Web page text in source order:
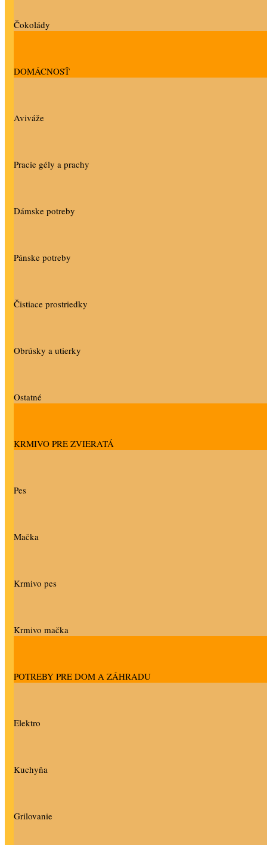
Čokolády
DOMÁCNOSŤ
Aviváže
Pracie gély a prachy
Dámske potreby
Pánske potreby
Čistiace prostriedky
Obrúsky a utierky
Ostatné
KRMIVO PRE ZVIERATÁ
Pes
Mačka
Krmivo pes
Krmivo mačka
POTREBY PRE DOM A ZÁHRADU
Elektro
Kuchyňa
Grilovanie